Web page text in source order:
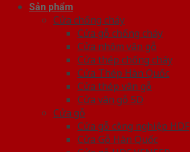
Sản phẩm
Cửa chống cháy
Cửa gỗ chống cháy
Cửa nhôm vân gỗ
Cửa thép chống cháy
Cửa Thép Hàn Quốc
Cửa thép vân gỗ
Cửa vân gỗ 5D
Cửa gỗ
Cửa gỗ công nghiệp HDF
Cửa Gỗ Hàn Quốc